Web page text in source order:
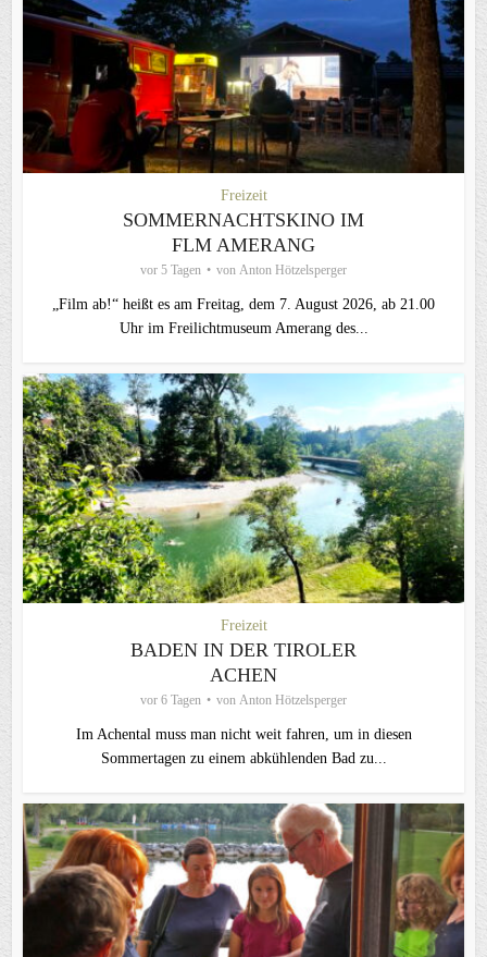
Freizeit
SOMMERNACHTSKINO IM
FLM AMERANG
vor 5 Tagen von Anton Hötzelsperger
„Film ab!“ heißt es am Freitag, dem 7. August 2026, ab 21.00
Uhr im Freilichtmuseum Amerang des...
Freizeit
BADEN IN DER TIROLER
ACHEN
vor 6 Tagen von Anton Hötzelsperger
Im Achental muss man nicht weit fahren, um in diesen
Sommertagen zu einem abkühlenden Bad zu...